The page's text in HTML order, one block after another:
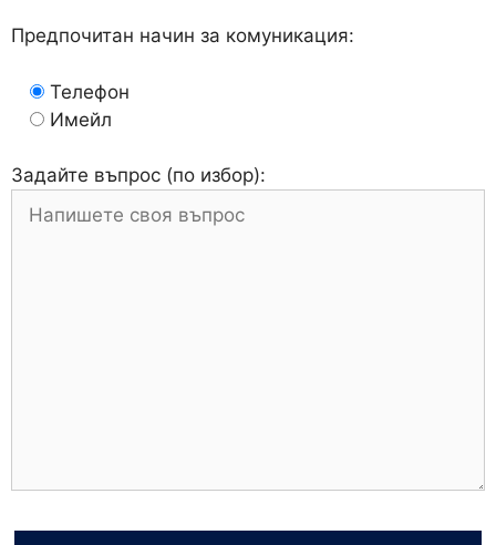
Предпочитан начин за комуникация:
Телефон
Имейл
Задайте въпрос (по избор):